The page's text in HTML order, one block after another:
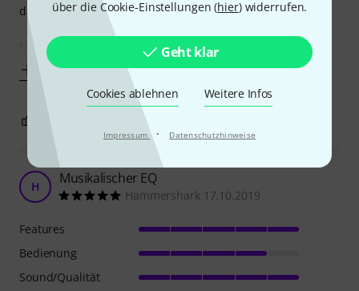
über die Cookie-Einstellungen (hier) widerrufen.
Geht klar
Cookies ablehnen Weitere Infos
Impressum · Datenschutzhinweise
das es harsch oder kratzig klingt.
Mir gefällt auch das man
Mehr anzeigen
BEWERTUNG MELDEN
H Musikalischer EQ
Hammershark 17.10.2019
Features
Bedienung
Sound/Qualität